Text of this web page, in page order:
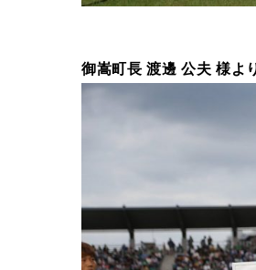
御嵩町長 渡邊 公夫 様よ